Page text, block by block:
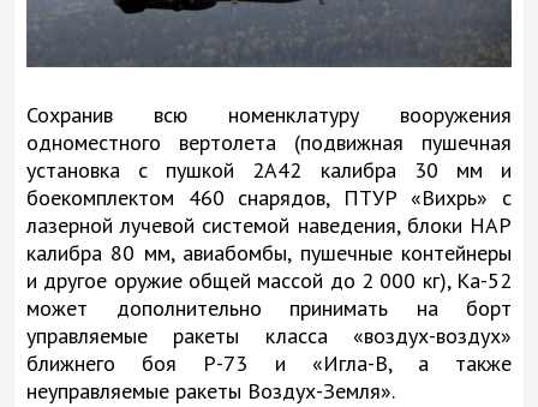
Сохранив всю номенклатуру вооружения
одноместного вертолета (подвижная пушечная
установка с пушкой 2А42 калибра 30 мм и
боекомплектом 460 снарядов, ПТУР «Вихрь» с
лазерной лучевой системой наведения, блоки НАР
калибра 80 мм, авиабомбы, пушечные контейнеры
и другое оружие общей массой до 2 000 кг), Ка-52
может дополнительно принимать на борт
управляемые ракеты класса «воздух-воздух»
ближнего боя Р-73 и «Игла-В, а также
неуправляемые ракеты Воздух-Земля».